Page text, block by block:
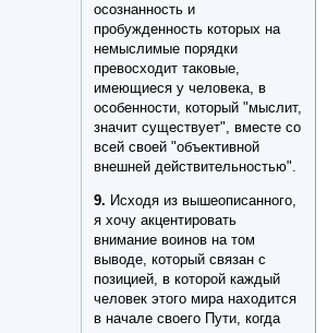
осознанность и
пробужденность которых на
немыслимые порядки
превосходит таковые,
имеющиеся у человека, в
особенности, который "мыслит,
значит существует", вместе со
всей своей "объективной
внешней действительностью".
9. Исходя из вышеописанного,
я хочу акцентировать
внимание воинов на том
выводе, который связан с
позицией, в которой каждый
человек этого мира находится
в начале своего Пути, когда